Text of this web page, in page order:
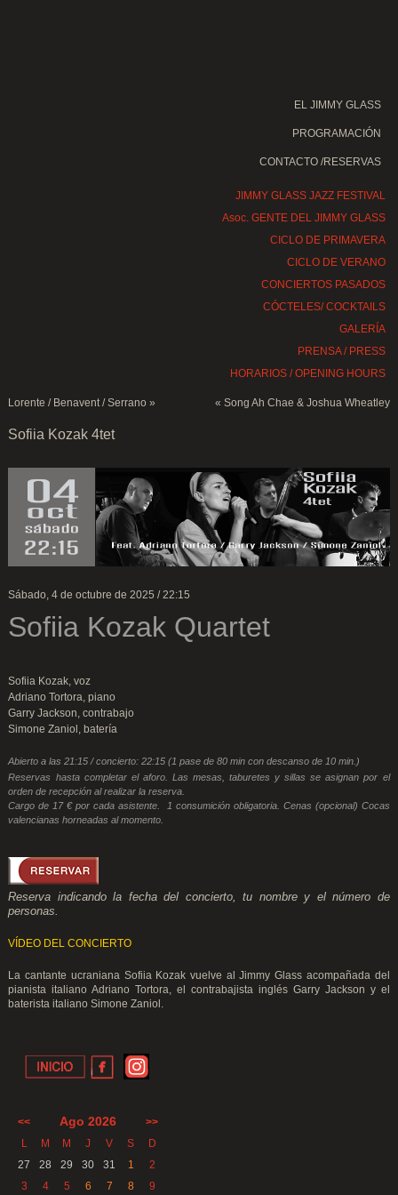
EL JIMMY GLASS
PROGRAMACIÓN
CONTACTO /RESERVAS
JIMMY GLASS JAZZ FESTIVAL
Asoc. GENTE DEL JIMMY GLASS
CICLO DE PRIMAVERA
CICLO DE VERANO
CONCIERTOS PASADOS
CÓCTELES/ COCKTAILS
GALERÍA
PRENSA / PRESS
HORARIOS / OPENING HOURS
Lorente / Benavent / Serrano » « Song Ah Chae & Joshua Wheatley
Sofiia Kozak 4tet
Sábado, 4 de octubre de 2025 / 22:15
Sofiia Kozak Quartet
Sofiia Kozak, voz
Adriano Tortora, piano
Garry Jackson, contrabajo
Simone Zaniol, batería
Abierto a las 21:15 / concierto: 22:15 (1 pase de 80 min con descanso de 10 min.)
Reservas hasta completar el aforo. Las mesas, taburetes y sillas se asignan por el
orden de recepción al realizar la reserva.
Cargo de 17 € por cada asistente. 1 consumición obligatoria. Cenas (opcional) Cocas
valencianas horneadas al momento.
Reserva indicando la fecha del concierto, tu nombre y el número de
personas.
VÍDEO DEL CONCIERTO
La cantante ucraniana Sofiia Kozak vuelve al Jimmy Glass acompañada del
pianista italiano Adriano Tortora, el contrabajista inglés Garry Jackson y el
baterista italiano Simone Zaniol.
<< Ago 2026
>>
L
M M J V S
D
27
28 29 30 31 1
2
3
4 5 6 7 8 9